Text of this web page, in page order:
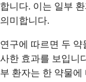
합니다. 이는 일부
의미합니다.
연구에 따르면 두 약
사한 효과를 보입니
부 환자는 한 약물에